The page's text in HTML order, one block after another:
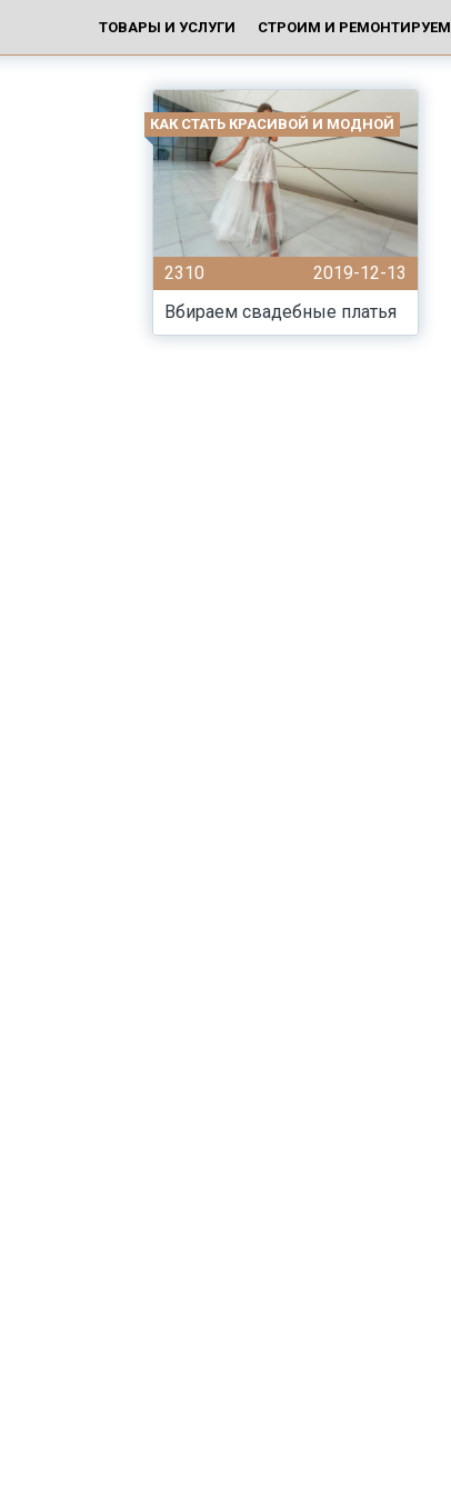
ТОВАРЫ И УСЛУГИ СТРОИМ И РЕМОНТИРУЕМ
КАК СТАТЬ КРАСИВОЙ И МОДНОЙ
2310
2019-12-13
Вбираем свадебные платья